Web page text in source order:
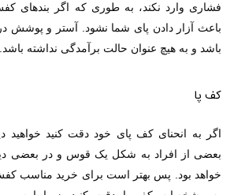
فشاری وارد نکند، به طوری که اگر بندهای
باعث آزار دادن پای شما نشود. آستر و پوشش
باشد و به هیچ عنوان حالت برآمدگی نداشته باشد.
کف پا
اگر به انحنای کف پای خود دقت کنید خواهید
بعضی از افراد به شکل یک قوس و در بعضی
خواهد بود. پس بهتر است برای خرید مناسب